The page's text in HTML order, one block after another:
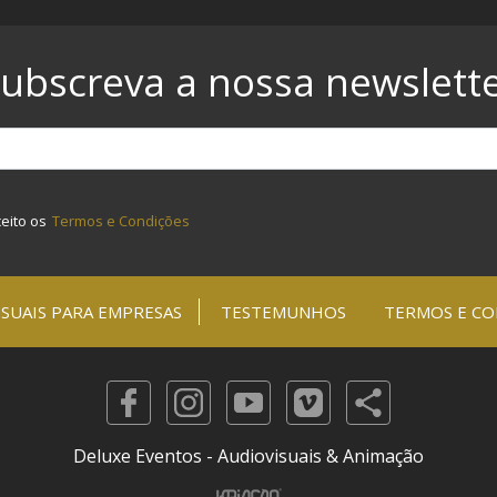
a nossa
os Termos e Condições
PARA EMPRESAS TESTEMUNHOS TERMOS E
Deluxe Eventos - Audiovisuais & Animação